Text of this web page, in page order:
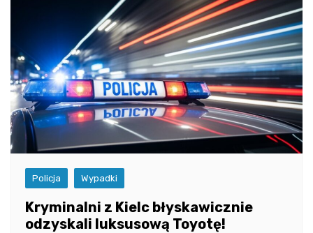
Policja Wypadki
Kryminalni z Kielc błyskawicznie
odzyskali luksusową Toyotę!